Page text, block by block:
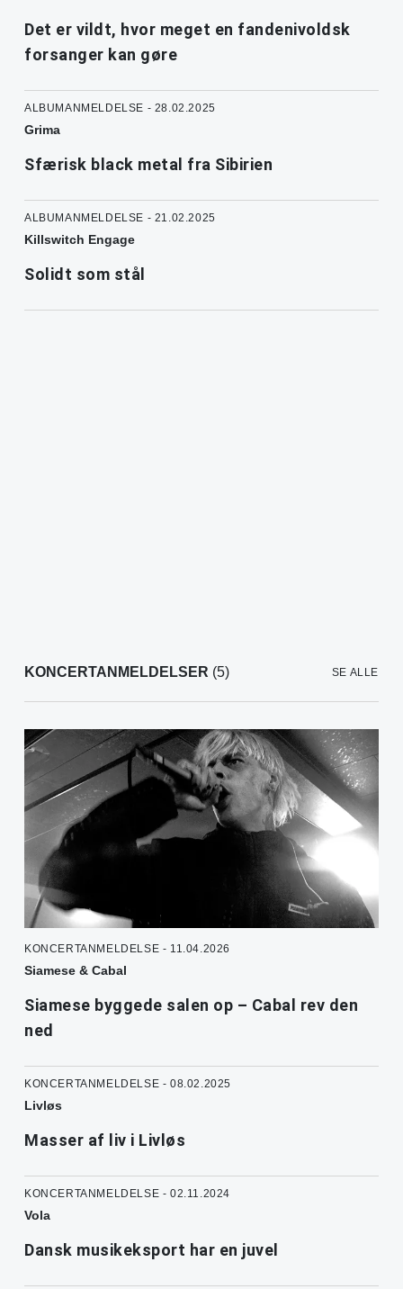
Det er vildt, hvor meget en fandenivoldsk
forsanger kan gøre
ALBUMANMELDELSE - 28.02.2025
Grima
Sfærisk black metal fra Sibirien
ALBUMANMELDELSE - 21.02.2025
Killswitch Engage
Solidt som stål
KONCERTANMELDELSER (5) SE ALLE
KONCERTANMELDELSE - 11.04.2026
Siamese & Cabal
Siamese byggede salen op – Cabal rev den
ned
KONCERTANMELDELSE - 08.02.2025
Livløs
Masser af liv i Livløs
KONCERTANMELDELSE - 02.11.2024
Vola
Dansk musikeksport har en juvel